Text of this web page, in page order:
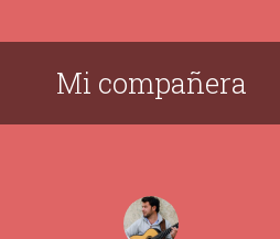
Mi compañera